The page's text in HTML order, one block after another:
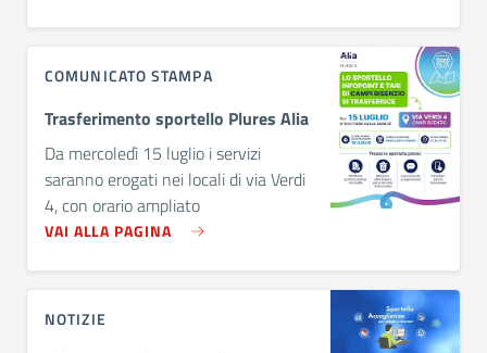
COMUNICATO STAMPA
Trasferimento sportello Plures Alia
Da mercoledì 15 luglio i servizi
saranno erogati nei locali di via Verdi
4, con orario ampliato
VAI ALLA PAGINA
NOTIZIE